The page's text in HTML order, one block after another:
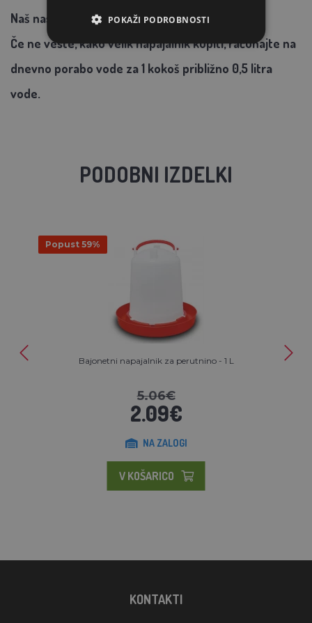
Naš nasvet:
Če ne veste, kako velik napajalnik kupiti, računajte na
dnevno porabo vode za 1 kokoš približno 0,5 litra
vode.
PODOBNI IZDELKI
Popust 59%
Bajonetni napajalnik za perutnino - 1 L
5.06€
2.09€
NA ZALOGI
V KOŠARICO
KONTAKTI
POKAŽI PODROBNOSTI